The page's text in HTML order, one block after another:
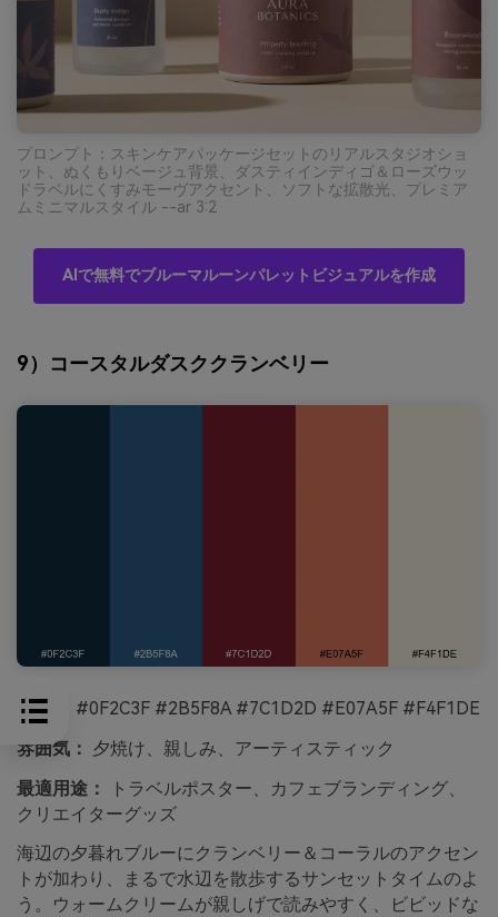
プロンプト：スキンケアパッケージセットのリアルスタジオショ
ット、ぬくもりベージュ背景、ダスティインディゴ＆ローズウッ
ドラベルにくすみモーヴアクセント、ソフトな拡散光、プレミア
ムミニマルスタイル --ar 3:2
AIで無料でブルーマルーンパレットビジュアルを作成
9）コースタルダスククランベリー
HEX：
#0F2C3F #2B5F8A #7C1D2D #E07A5F #F4F1DE
雰囲気： 夕焼け、親しみ、アーティスティック
最適用途：
トラベルポスター、カフェブランディング、
クリエイターグッズ
海辺の夕暮れブルーにクランベリー＆コーラルのアクセン
トが加わり、まるで水辺を散歩するサンセットタイムのよ
う。ウォームクリームが親しげで読みやすく、ビビッドな